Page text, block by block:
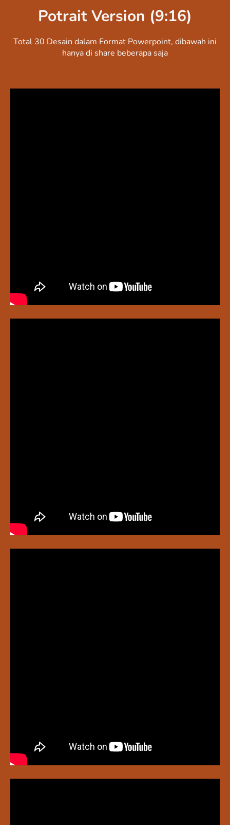
Potrait Version (9:16)
Total 30 Desain dalam Format Powerpoint, dibawah ini
hanya di share beberapa saja